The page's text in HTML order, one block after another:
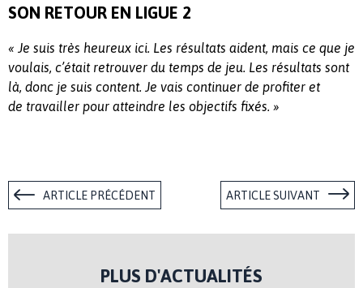
SON RETOUR EN LIGUE 2
« Je suis très heureux ici. Les résultats aident, mais ce que je
voulais, c’était retrouver du temps de jeu. Les résultats sont
là, donc je suis content. Je vais continuer de profiter et
de travailler pour atteindre les objectifs fixés. »
ARTICLE PRÉCÉDENT ARTICLE SUIVANT
PLUS D'ACTUALITÉS